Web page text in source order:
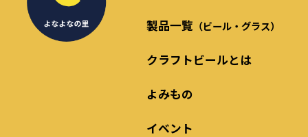
製品一覧 （ビール・グラス）
クラフトビールとは
よみもの
イベント